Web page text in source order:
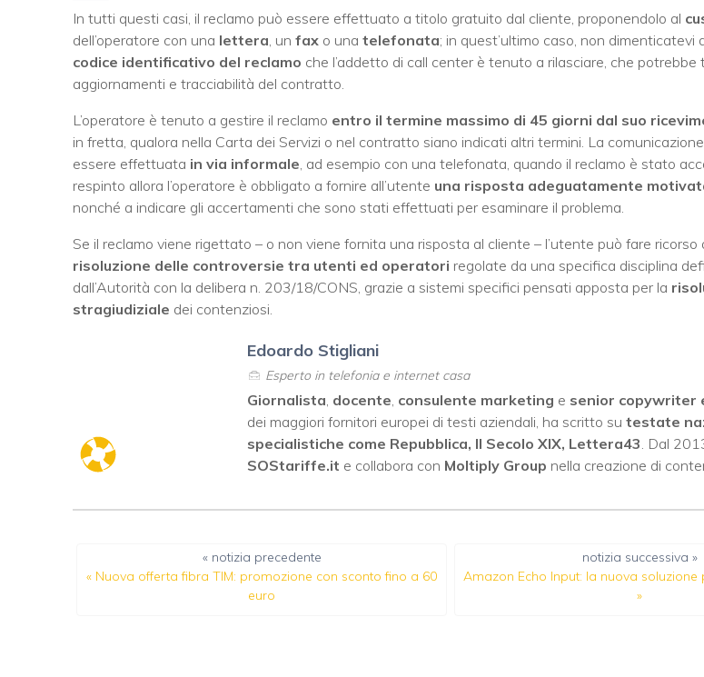
In tutti questi casi, il reclamo può essere effettuato a titolo gratuito dal cliente, proponendolo al
dell’operatore con una lettera , un fax o una telefonata; in quest’ultimo caso, non dimenticatevi
codice identificativo del reclamo che l’addetto di call center è tenuto a rilasciare, che potrebbe
aggiornamenti e tracciabilità del contratto.
L’operatore è tenuto a gestire il reclamo entro il termine massimo di 45 giorni dal suo
in fretta, qualora nella Carta dei Servizi o nel contratto siano indicati altri termini. La comunicazione
essere effettuata in via informale , ad esempio con una telefonata, quando il reclamo è stato
respinto allora l’operatore è obbligato a fornire all’utente una risposta adeguatamente
nonché a indicare gli accertamenti che sono stati effettuati per esaminare il problema.
Se il reclamo viene rigettato – o non viene fornita una risposta al cliente – l’utente può fare ricorso
risoluzione delle controversie tra utenti ed operatori regolate da una specifica disciplina
dall’Autorità con la delibera n. 203/18/CONS, grazie a sistemi specifici pensati apposta per la
stragiudiziale dei contenziosi.
Edoardo Stigliani
Esperto in telefonia e internet casa
Giornalista docente consulente marketing e senior copywriter
dei maggiori fornitori europei di testi aziendali, ha scritto su testate
specialistiche come Repubblica, Il Secolo XIX, Lettera43 . Dal
SOStariffe.it e collabora con Moltiply Group nella creazione di
« notizia precedente
« Nuova offerta fibra TIM: promozione con sconto fino a 60
euro
notizia successiva »
Amazon Echo Input: la nuova
»